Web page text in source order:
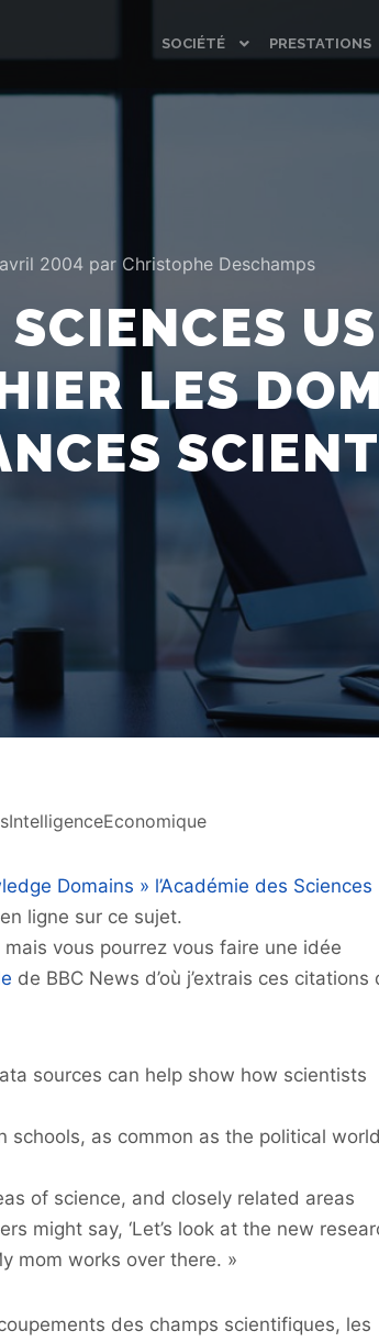
SOCIÉTÉ PRESTATIONS
2004 par Christophe Deschamps
LES
Domains » l’Académie des Sciences
ligne sur ce sujet.
vous pourrez vous faire une idée
de BBC News d’où j’extrais ces citations
sources can help show how scientists
schools, as common as the political world
of science, and closely related areas
might say, ‘Let’s look at the new
mom works over there. »
des champs scientifiques, les